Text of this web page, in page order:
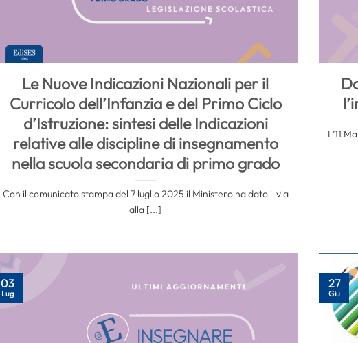
Le Nuove Indicazioni Nazionali per il
Curricolo dell’Infanzia e del Primo Ciclo
d’Istruzione: sintesi delle Indicazioni
relative alle discipline di insegnamento
nella scuola secondaria di primo grado
Con il comunicato stampa del 7 luglio 2025 il Ministero ha dato il via
alla [...]
L’11
03
Lug
27
Giu